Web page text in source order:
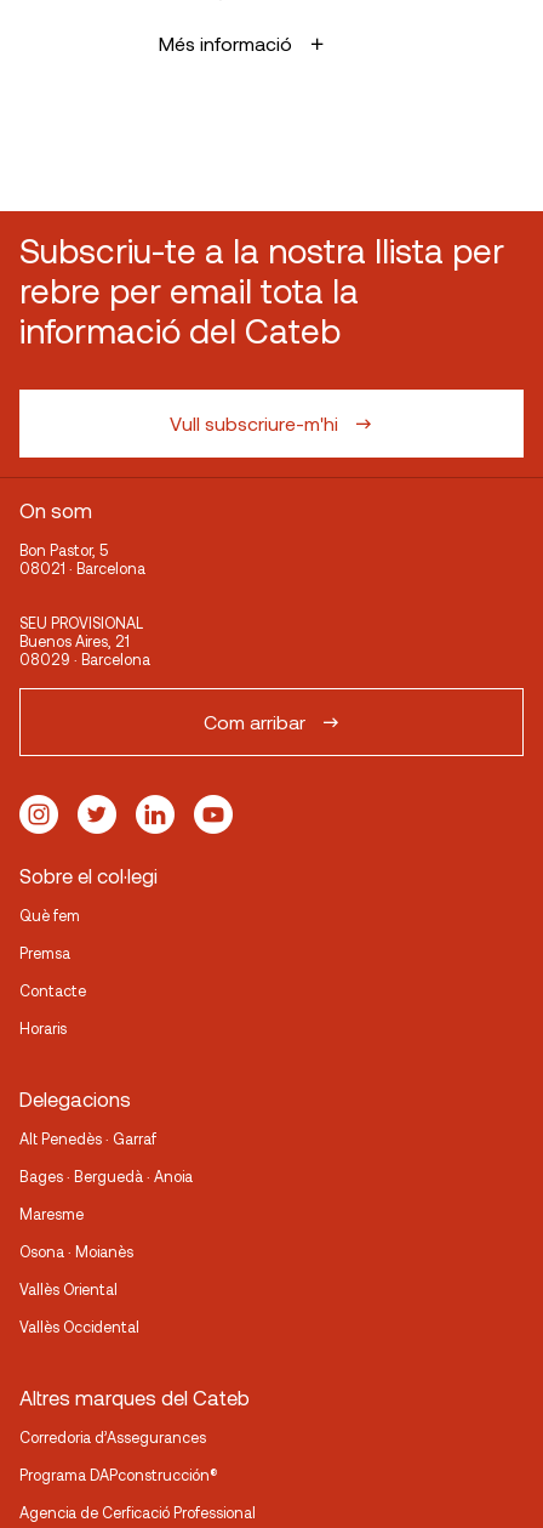
Més informació
Subscriu-te a la nostra llista per
rebre per email tota la
informació del Cateb
Vull subscriure-m'hi
On som
Bon Pastor, 5
08021 · Barcelona
SEU PROVISIONAL
Buenos Aires, 21
08029 · Barcelona
Com arribar
Sobre el col·legi
Què fem
Premsa
Contacte
Horaris
Delegacions
Alt Penedès · Garraf
Bages · Berguedà · Anoia
Maresme
Osona · Moianès
Vallès Oriental
Vallès Occidental
Altres marques del Cateb
Corredoria d’Assegurances
Programa DAPconstrucción®
Agencia de Cerficació Professional